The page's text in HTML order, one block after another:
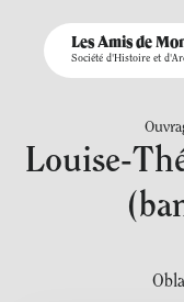
Les Amis de
Société d'Histoire et
Louise-